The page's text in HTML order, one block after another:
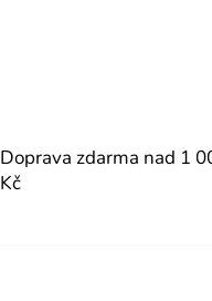
Doprava zdarma nad 1
Kč